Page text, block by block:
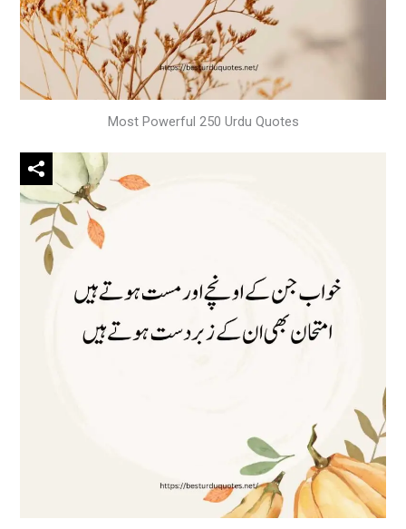
Most Powerful 250 Urdu Quotes